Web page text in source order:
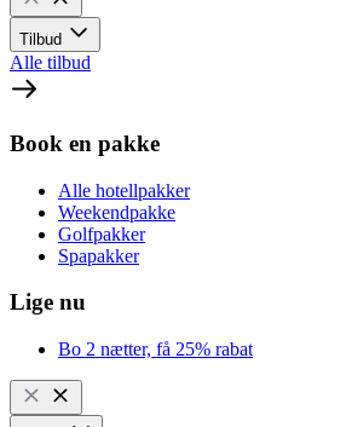
Tilbud
Alle tilbud
Book en pakke
Alle hotellpakker
Weekendpakke
Golfpakker
Spapakker
Lige nu
Bo 2 nætter, få 25% rabat